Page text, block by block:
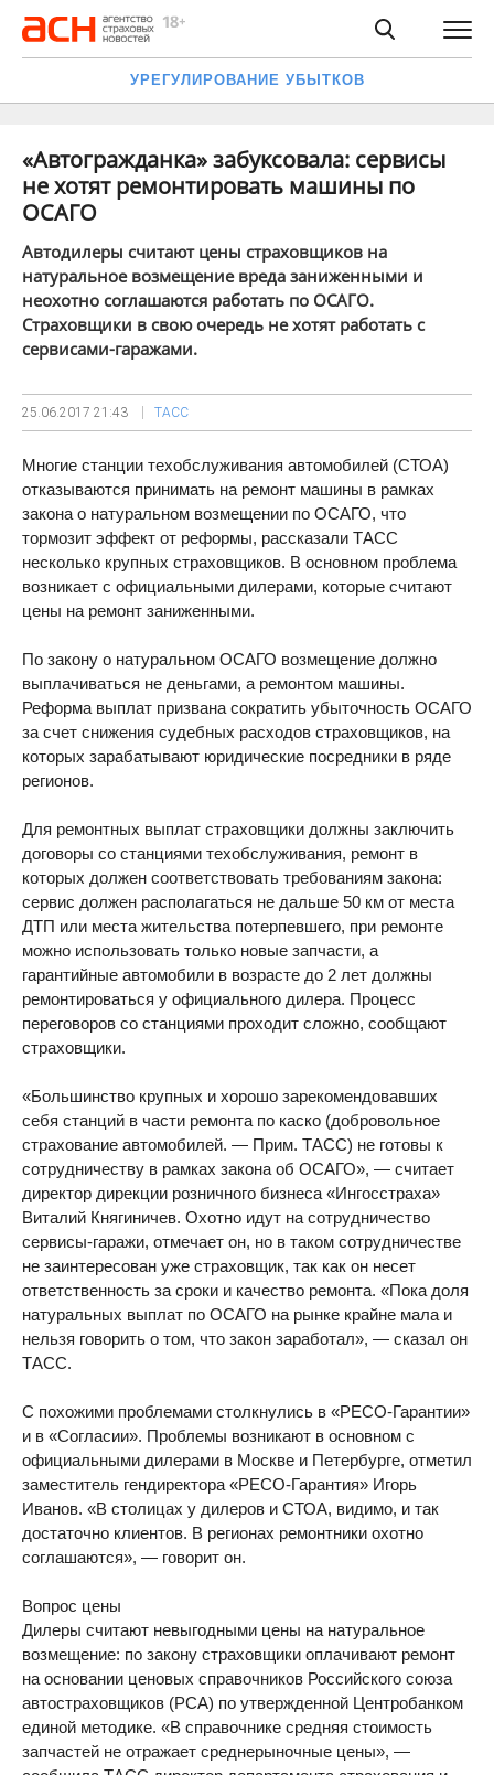
УРЕГУЛИРОВАНИЕ УБЫТКОВ
«Автогражданка» забуксовала: сервисы
не хотят ремонтировать машины по
ОСАГО
Автодилеры считают цены страховщиков на
натуральное возмещение вреда заниженными и
неохотно соглашаются работать по ОСАГО.
Страховщики в свою очередь не хотят работать с
сервисами-гаражами.
25.06.2017 21:43 ТАСС
Многие станции техобслуживания автомобилей (СТОА)
отказываются принимать на ремонт машины в рамках
закона о натуральном возмещении по ОСАГО, что
тормозит эффект от реформы, рассказали ТАСС
несколько крупных страховщиков. В основном проблема
возникает с официальными дилерами, которые считают
цены на ремонт заниженными.
По закону о натуральном ОСАГО возмещение должно
выплачиваться не деньгами, а ремонтом машины.
Реформа выплат призвана сократить убыточность ОСАГО
за счет снижения судебных расходов страховщиков, на
которых зарабатывают юридические посредники в ряде
регионов.
Для ремонтных выплат страховщики должны заключить
договоры со станциями техобслуживания, ремонт в
которых должен соответствовать требованиям закона:
сервис должен располагаться не дальше 50 км от места
ДТП или места жительства потерпевшего, при ремонте
можно использовать только новые запчасти, а
гарантийные автомобили в возрасте до 2 лет должны
ремонтироваться у официального дилера. Процесс
переговоров со станциями проходит сложно, сообщают
страховщики.
«Большинство крупных и хорошо зарекомендовавших
себя станций в части ремонта по каско (добровольное
страхование автомобилей. — Прим. ТАСС) не готовы к
сотрудничеству в рамках закона об ОСАГО», — считает
директор дирекции розничного бизнеса «Ингосстраха»
Виталий Княгиничев. Охотно идут на сотрудничество
сервисы-гаражи, отмечает он, но в таком сотрудничестве
не заинтересован уже страховщик, так как он несет
ответственность за сроки и качество ремонта. «Пока доля
натуральных выплат по ОСАГО на рынке крайне мала и
нельзя говорить о том, что закон заработал», — сказал он
ТАСС.
С похожими проблемами столкнулись в «РЕСО-Гарантии»
и в «Согласии». Проблемы возникают в основном с
официальными дилерами в Москве и Петербурге, отметил
заместитель гендиректора «РЕСО-Гарантия» Игорь
Иванов. «В столицах у дилеров и СТОА, видимо, и так
достаточно клиентов. В регионах ремонтники охотно
соглашаются», — говорит он.
Вопрос цены
Дилеры считают невыгодными цены на натуральное
возмещение: по закону страховщики оплачивают ремонт
на основании ценовых справочников Российского союза
автостраховщиков (РСА) по утвержденной Центробанком
единой методике. «В справочнике средняя стоимость
запчастей не отражает среднерыночные цены», —